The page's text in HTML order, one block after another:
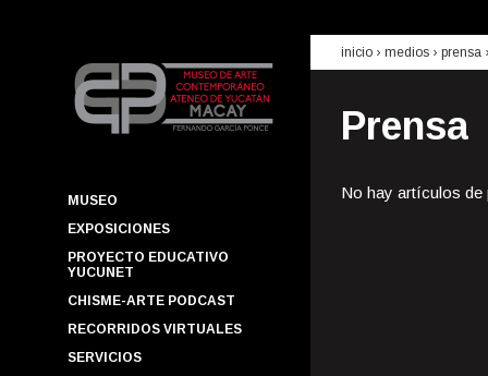
MUSEO
EXPOSICIONES
PROYECTO EDUCATIVO
YUCUNET
CHISME-ARTE PODCAST
RECORRIDOS VIRTUALES
SERVICIOS
inicio › medios › prensa
Prensa
No hay artículos de